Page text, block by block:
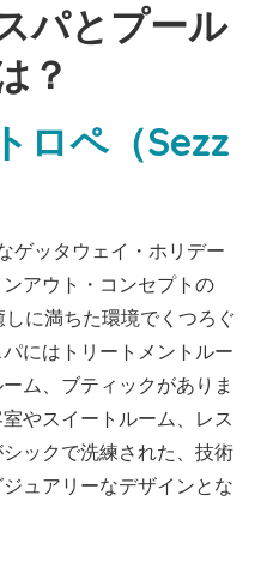
パとプール
？
ロペ（Sezz
ゲッタウェイ・ホリデー
アウト・コンセプトの
に満ちた環境でくつろぐ
にはトリートメントルー
ム、ブティックがありま
やスイートルーム、レス
ックで洗練された、技術
ュアリーなデザインとな